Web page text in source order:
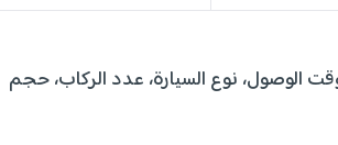
الوصول، نوع السيارة، عدد الركاب، حجم